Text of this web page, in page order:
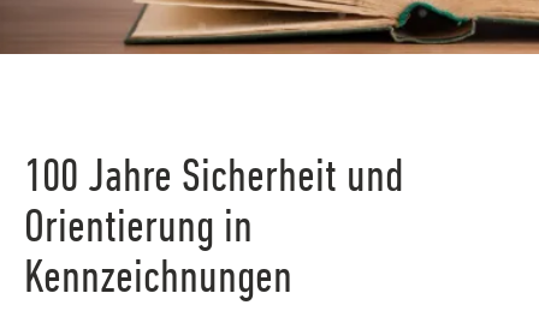
100 Jahre Sicherheit und
Orientierung in
Kennzeichnungen